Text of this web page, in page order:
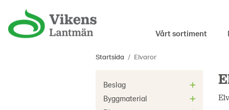
Vårt sortiment
Startsida / Elvaror
Beslag
Byggmaterial